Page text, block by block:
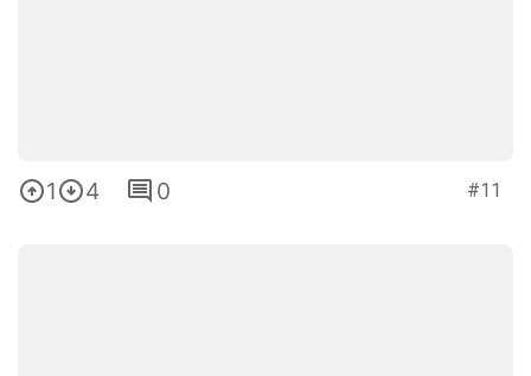
1 4 0 #11